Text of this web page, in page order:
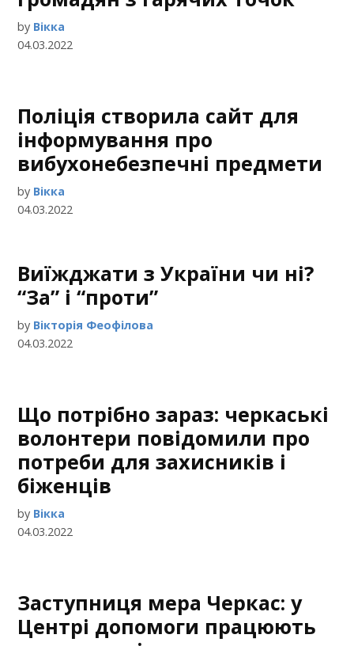
by Вікка
04.03.2022
Поліція створила сайт для
інформування про
вибухонебезпечні предмети
by Вікка
04.03.2022
Виїжджати з України чи ні?
“За” і “проти”
by Вікторія Феофілова
04.03.2022
Що потрібно зараз: черкаські
волонтери повідомили про
потреби для захисників і
біженців
by Вікка
04.03.2022
Заступниця мера Черкас: у
Центрі допомоги працюють